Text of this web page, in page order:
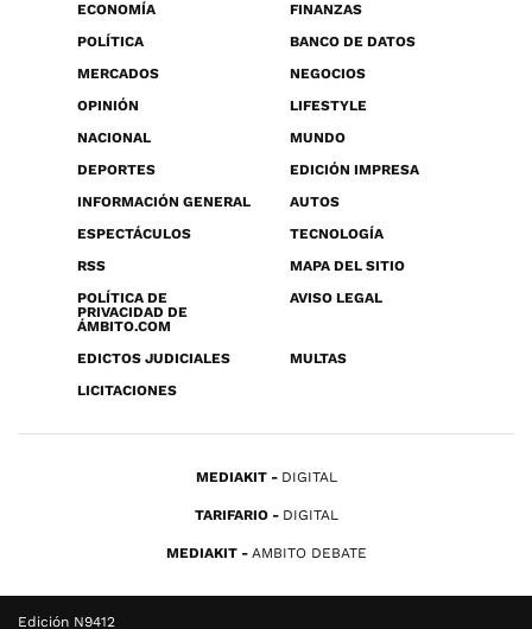
ECONOMÍA
FINANZAS
POLÍTICA
BANCO DE DATOS
MERCADOS
NEGOCIOS
OPINIÓN
LIFESTYLE
NACIONAL
MUNDO
DEPORTES
EDICIÓN IMPRESA
INFORMACIÓN GENERAL
AUTOS
ESPECTÁCULOS
TECNOLOGÍA
RSS
MAPA DEL SITIO
POLÍTICA DE
PRIVACIDAD DE
ÁMBITO.COM
AVISO LEGAL
EDICTOS JUDICIALES
MULTAS
LICITACIONES
MEDIAKIT DIGITAL
TARIFARIO DIGITAL
MEDIAKIT AMBITO DEBATE
Edición N9412